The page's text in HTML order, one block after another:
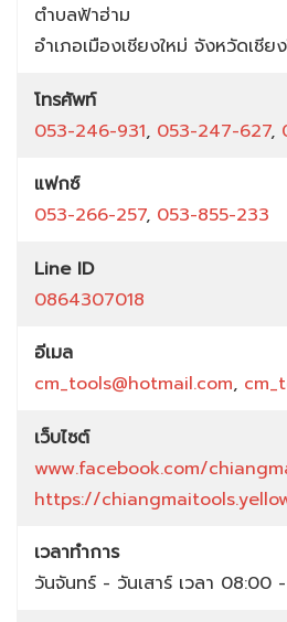
ตำบลฟ้าฮ่าม
อำเภอเมืองเชียงใหม่ จังหวัดเชีย
โทรศัพท์
053-246-931, 053-247-627,
แฟกซ์
053-266-257, 053-855-233
Line ID
0864307018
อีเมล
cm_tools@hotmail.com,
เว็บไซต์
www.facebook.com/
https://
เวลาทำการ
วันจันทร์ - วันเสาร์ เวลา 08:00